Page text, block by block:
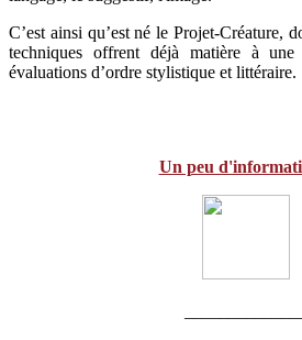
C’est ainsi qu’est né le Projet-Créature,
techniques offrent déjà matière à une
évaluations d’ordre stylistique et littéraire.
Un peu